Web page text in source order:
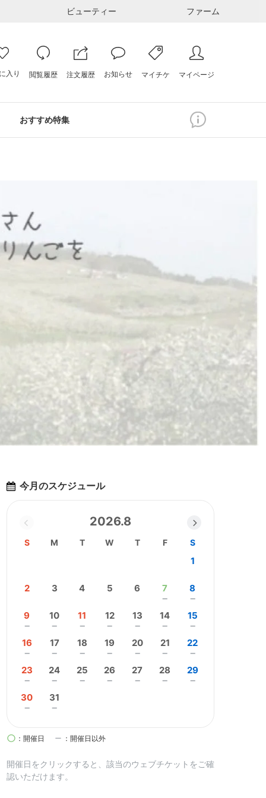
ビューティー ファーム
入り 閲覧履歴 注文履歴 お知らせ マイチケ マイページ
おすすめ特集
今月のスケジュール
2026.8
S M T W T F S
1
2 3 4 5 6 7
remove
8
remove
9
remove
10
remove
11
remove
12
remove
13
remove
14
remove
15
remove
16
remove
17
remove
18
remove
19
remove
20
remove
21
remove
22
remove
23
remove
24
remove
25
remove
26
remove
27
remove
28
remove
29
remove
30
remove
31
remove
circle ：開催日 remove ：開催日以外
開催日をクリックすると、該当のウェブチケットをご確
認いただけます。